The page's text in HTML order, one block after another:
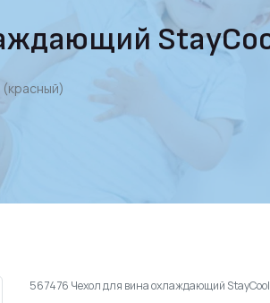
567476 Чехол для вина охлаждающий